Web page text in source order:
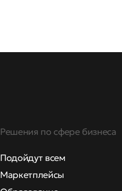
Решения по сфере бизнеса
Подойдут всем
Маркетплейсы